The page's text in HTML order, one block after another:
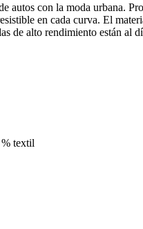
autos con la moda urbana.
en cada curva. El
de alto rendimiento están al
% textil